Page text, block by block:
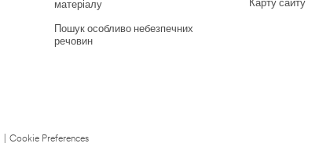
матеріалу
Пошук особливо небезпечних
речовин
Карту сайту
Cookie Preferences